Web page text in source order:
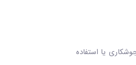
به جوشکاری یا استفاده